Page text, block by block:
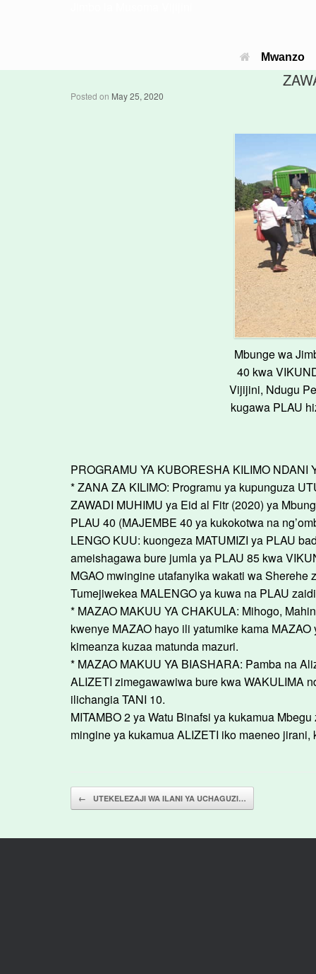
Mwanzo
Posted on May 25, 2020
Mbunge wa
40 kwa
Vijijini, Ndugu
kugawa PLAU
PROGRAMU YA KUBORESHA KILIMO NDANI
* ZANA ZA KILIMO: Programu ya kupunguza
ZAWADI MUHIMU ya Eid al Fitr (2020) ya
PLAU 40 (MAJEMBE 40 ya kukokotwa na
LENGO KUU: kuongeza MATUMIZI ya PLAU
ameishagawa bure jumla ya PLAU 85 kwa
MGAO mwingine utafanyika wakati wa
Tumejiwekea MALENGO ya kuwa na PLAU
* MAZAO MAKUU YA CHAKULA: Mihogo,
kwenye MAZAO hayo ili yatumike kama
kimeanza kuzaa matunda mazuri.
* MAZAO MAKUU YA BIASHARA: Pamba na
ALIZETI zimegawawiwa bure kwa WAKULIMA
ilichangia TANI 10.
MITAMBO 2 ya Watu Binafsi ya kukamua
mingine ya kukamua ALIZETI iko maeneo
Post navigation
← UTEKELEZAJI WA ILANI YA UCHAGUZI…